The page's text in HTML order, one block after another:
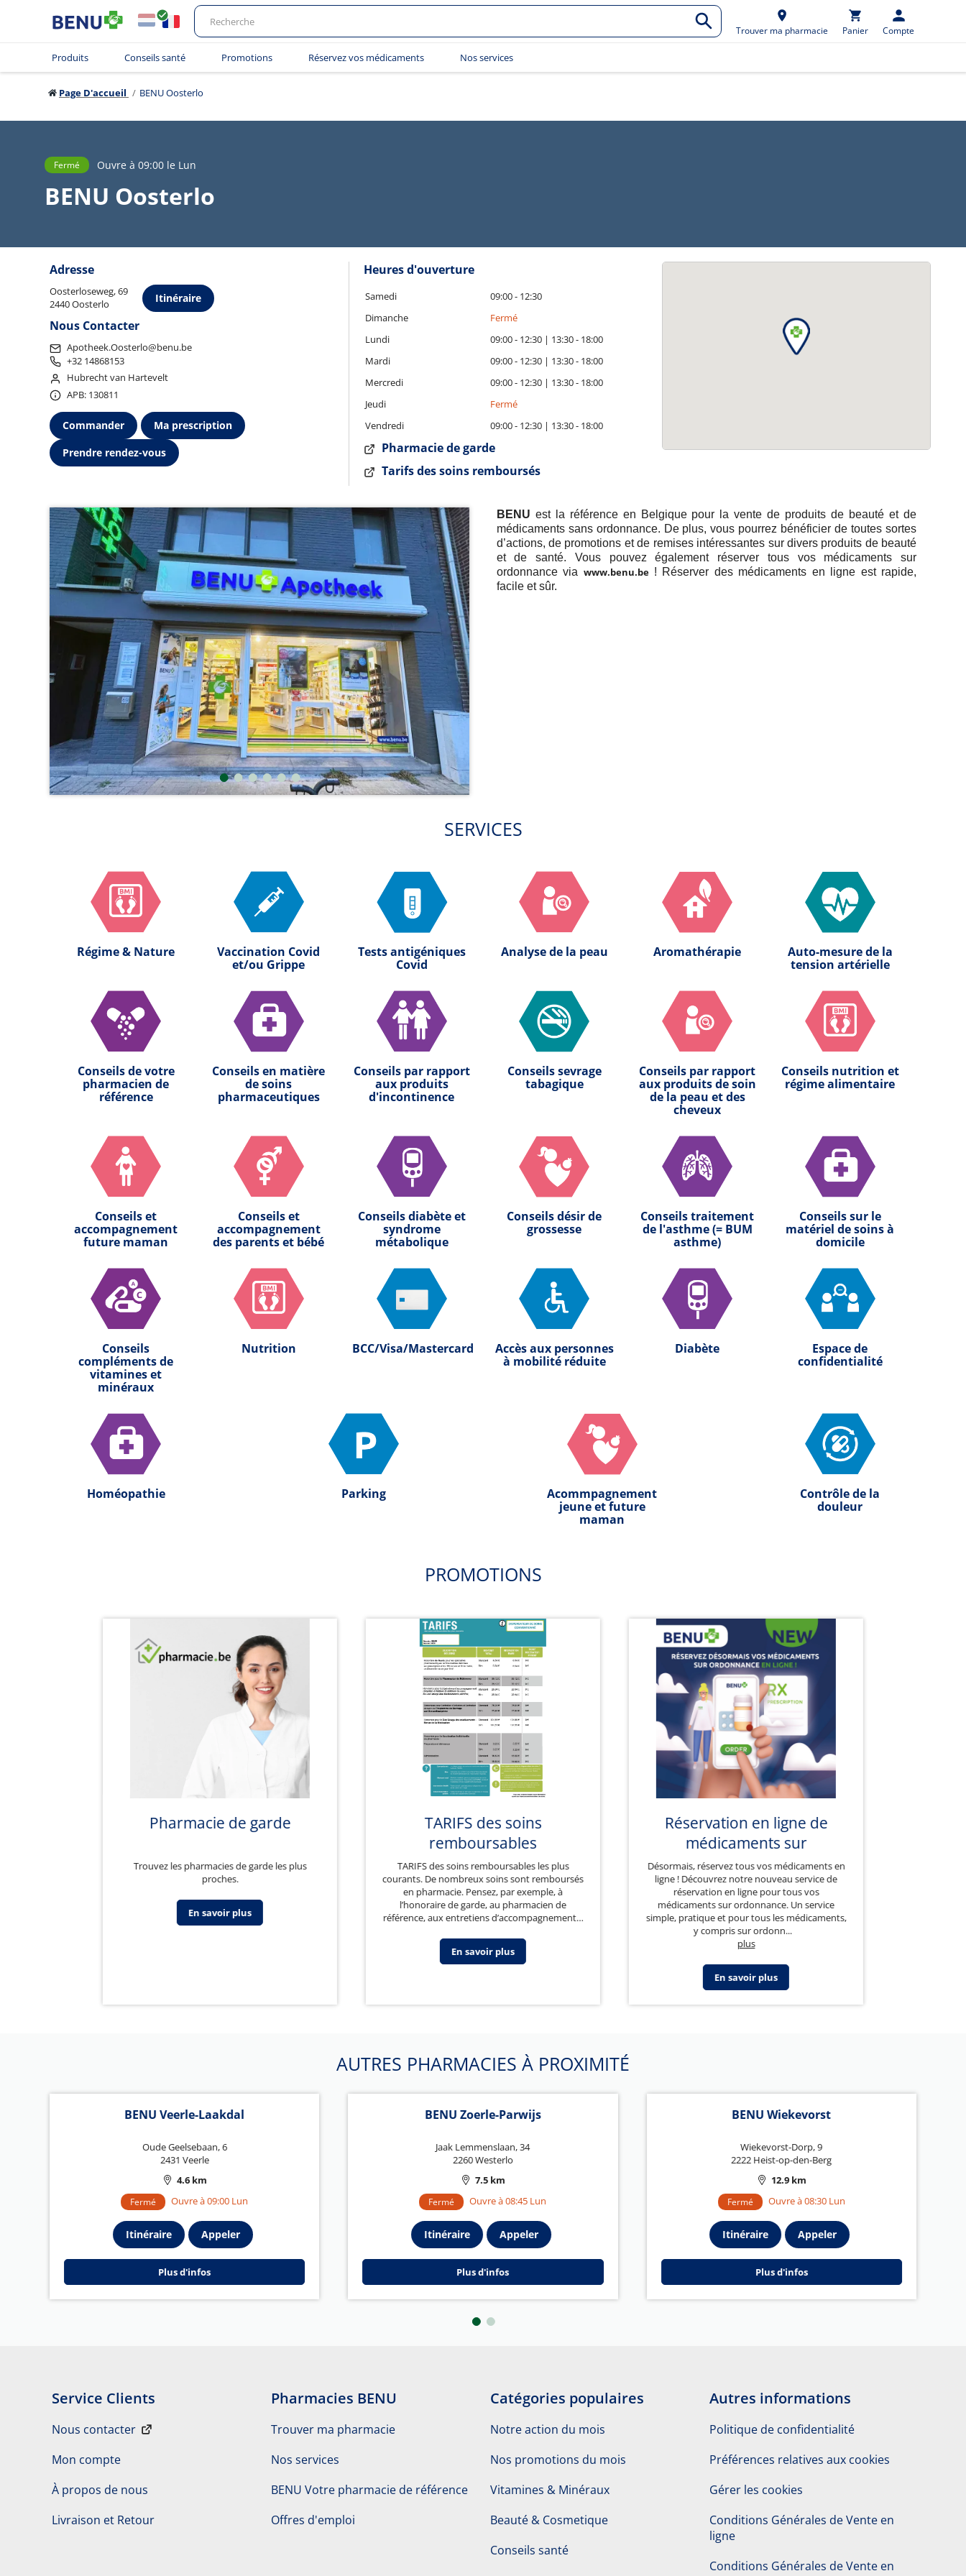
Trouver ma pharmacie Panier Compte
Produits Conseils santé Promotions Réservez vos médicaments Nos services
Page D'accueil BENU Oosterlo
BENU Oosterlo
Fermé Ouvre à 09:00 le Lun
Adresse
Oosterloseweg, 69
2440 Oosterlo
Itinéraire
Nous Contacter
Apotheek.Oosterlo@benu.be
+32 14868153
Hubrecht van Hartevelt
APB: 130811
Commander
Ma prescription
Prendre rendez-vous
Heures d'ouverture
Samedi
09:00 - 12:30
Dimanche
Fermé
Lundi
09:00 - 12:30 | 13:30 - 18:00
Mardi
09:00 - 12:30 | 13:30 - 18:00
Mercredi
09:00 - 12:30 | 13:30 - 18:00
Jeudi
Fermé
Vendredi
09:00 - 12:30 | 13:30 - 18:00
Pharmacie de garde
Tarifs des soins remboursés
BENU est la référence en Belgique pour la vente de produits de beauté et de
médicaments sans ordonnance. De plus, vous pourrez bénéficier de toutes sortes
d’actions, de promotions et de remises intéressantes sur divers produits de beauté
et de santé. Vous pouvez également réserver tous vos médicaments sur
ordonnance via www.benu.be! Réserver des médicaments en ligne est rapide,
facile et sûr.
SERVICES
Régime & Nature
Vaccination Covid
et/ou Grippe
Tests antigéniques
Covid
Analyse de la peau Aromathérapie
Auto-mesure de la
tension artérielle
Conseils de votre
pharmacien de
référence
Conseils en matière
de soins
pharmaceutiques
Conseils par rapport
aux produits
d'incontinence
Conseils sevrage
tabagique
Conseils par rapport
aux produits de soin
de la peau et des
cheveux
Conseils nutrition et
régime alimentaire
Conseils et
accompagnement
future maman
Conseils et
accompagnement
des parents et bébé
Conseils diabète et
syndrome
métabolique
Conseils désir de
grossesse
Conseils traitement
de l'asthme (= BUM
asthme)
Conseils sur le
matériel de soins à
domicile
Conseils
compléments de
vitamines et
minéraux
Nutrition BCC/Visa/Mastercard
Accès aux personnes
à mobilité réduite
Diabète
Espace de
confidentialité
Homéopathie Parking
Acommpagnement
jeune et future
maman
Contrôle de la
douleur
PROMOTIONS
Pharmacie de garde
Trouvez les pharmacies de garde les plus
proches.
En savoir plus
TARIFS des soins
remboursables
TARIFS des soins remboursables les plus
courants. De nombreux soins sont remboursés
en pharmacie. Pensez, par exemple, à
l’honoraire de garde, au pharmacien de
référence, aux entretiens d’accompagnement…
En savoir plus
Réservation en ligne de
médicaments sur
ordonnance
Désormais, réservez tous vos médicaments en
ligne ! Découvrez notre nouveau service de
réservation en ligne pour tous vos
médicaments sur ordonnance. Un service
simple, pratique et pour tous les médicaments,
y compris sur ordonn...
plus
En savoir plus
AUTRES PHARMACIES À PROXIMITÉ
BENU Veerle-Laakdal
Oude Geelsebaan, 6
2431 Veerle
4.6 km
Fermé Ouvre à 09:00 Lun
Itinéraire Appeler
Plus d'infos
BENU Zoerle-Parwijs
Jaak Lemmenslaan, 34
2260 Westerlo
7.5 km
Fermé Ouvre à 08:45 Lun
Itinéraire Appeler
Plus d'infos
BENU Wiekevorst
Wiekevorst-Dorp, 9
2222 Heist-op-den-Berg
12.9 km
Fermé Ouvre à 08:30 Lun
Itinéraire Appeler
Plus d'infos
Service Clients
Nous contacter
Mon compte
À propos de nous
Livraison et Retour
Pharmacies BENU
Trouver ma pharmacie
Nos services
BENU Votre pharmacie de référence
Offres d'emploi
Catégories populaires
Notre action du mois
Nos promotions du mois
Vitamines & Minéraux
Beauté & Cosmetique
Conseils santé
Autres informations
Politique de confidentialité
Préférences relatives aux cookies
Gérer les cookies
Conditions Générales de Vente en
ligne
Conditions Générales de Vente en